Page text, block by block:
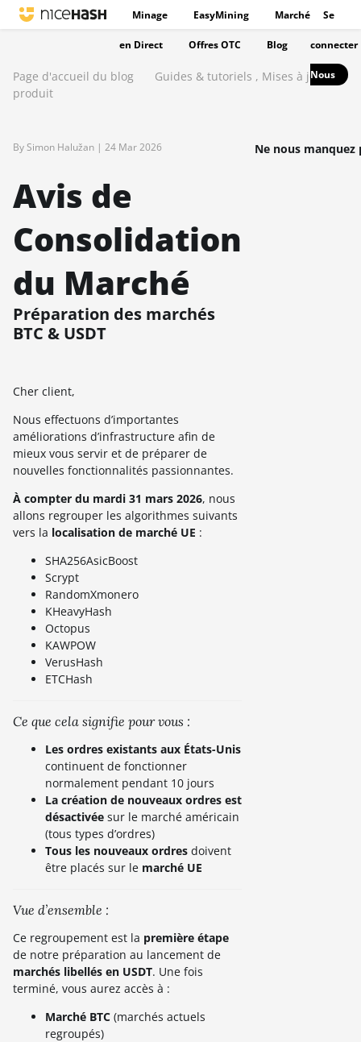
Minage EasyMining Marché
en Direct Offres OTC Blog
Se
connecter
Nous
Page d'accueil du blog Guides & tutoriels , Mises à jour du
produit
By Simon Halužan | 24 Mar 2026
Avis de
Consolidation
du Marché
Préparation des marchés
BTC & USDT
Cher client,
Nous effectuons d’importantes
améliorations d’infrastructure afin de
mieux vous servir et de préparer de
nouvelles fonctionnalités passionnantes.
À compter du mardi 31 mars 2026, nous
allons regrouper les algorithmes suivants
vers la localisation de marché UE :
SHA256AsicBoost
Scrypt
RandomXmonero
KHeavyHash
Octopus
KAWPOW
VerusHash
ETCHash
Ce que cela signifie pour vous :
Les ordres existants aux États-Unis
continuent de fonctionner
normalement pendant 10 jours
La création de nouveaux ordres est
désactivée sur le marché américain
(tous types d’ordres)
Tous les nouveaux ordres doivent
être placés sur le marché UE
Vue d’ensemble :
Ce regroupement est la première étape
de notre préparation au lancement de
marchés libellés en USDT. Une fois
terminé, vous aurez accès à :
Marché BTC (marchés actuels
regroupés)
Ne nous manquez